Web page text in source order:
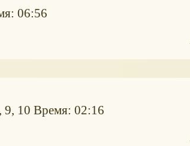
06:56
9, 10 Время: 02:16